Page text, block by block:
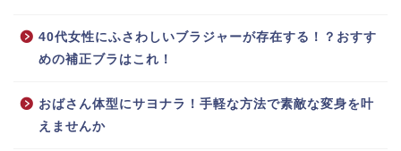
40代女性にふさわしいブラジャーが存在する！？おすす
めの補正ブラはこれ！
おばさん体型にサヨナラ！手軽な方法で素敵な変身を叶
えませんか